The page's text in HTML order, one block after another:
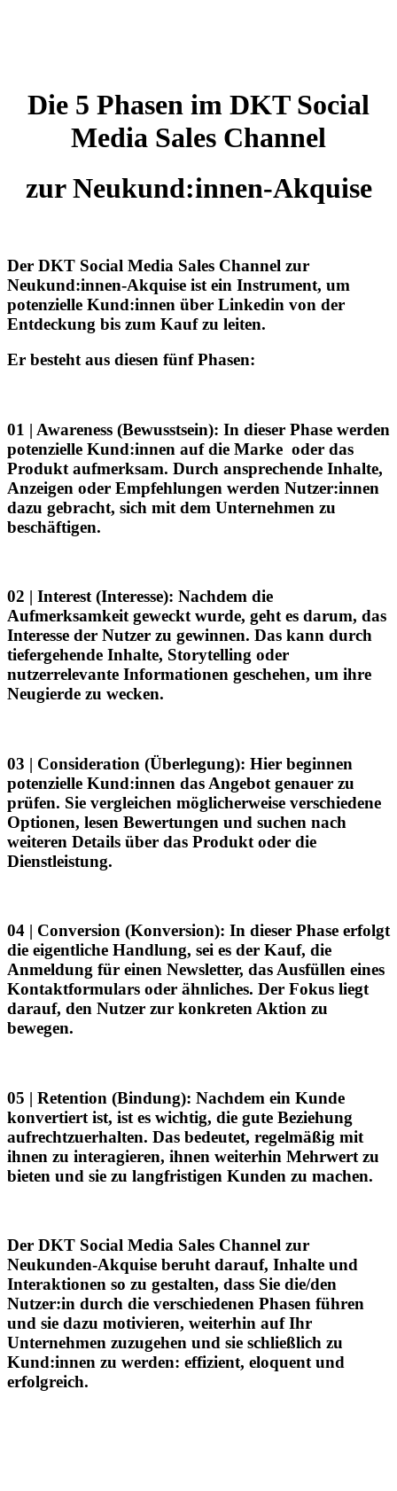
Die 5 Phasen im DKT Social
Media Sales Channel
zur Neukund:innen-Akquise
Der DKT Social Media Sales Channel zur
Neukund:innen-Akquise ist ein Instrument, um
potenzielle Kund:innen über Linkedin von der
Entdeckung bis zum Kauf zu leiten.
Er besteht aus diesen fünf Phasen:
01 | Awareness (Bewusstsein): In dieser Phase werden
potenzielle Kund:innen auf die Marke oder das
Produkt aufmerksam. Durch ansprechende Inhalte,
Anzeigen oder Empfehlungen werden Nutzer:innen
dazu gebracht, sich mit dem Unternehmen zu
beschäftigen.
02 | Interest(Interesse): Nachdem die
Aufmerksamkeit geweckt wurde, geht es darum, das
Interesse der Nutzer zu gewinnen. Das kann durch
tiefergehende Inhalte, Storytelling oder
nutzerrelevante Informationen geschehen, um ihre
Neugierde zu wecken.
03 | Consideration (Überlegung): Hier beginnen
potenzielle Kund:innen das Angebot genauer zu
prüfen. Sie vergleichen möglicherweise verschiedene
Optionen, lesen Bewertungen und suchen nach
weiteren Details über das Produkt oder die
Dienstleistung.
04 | Conversion (Konversion): In dieser Phase erfolgt
die eigentliche Handlung, sei es der Kauf, die
Anmeldung für einen Newsletter, das Ausfüllen eines
Kontaktformulars oder ähnliches. Der Fokus liegt
darauf, den Nutzer zur konkreten Aktion zu
bewegen.
05 | Retention (Bindung): Nachdem ein Kunde
konvertiert ist, ist es wichtig, die gute Beziehung
aufrechtzuerhalten. Das bedeutet, regelmäßig mit
ihnen zu interagieren, ihnen weiterhin Mehrwert zu
bieten und sie zu langfristigen Kunden zu machen.
Der DKT Social Media Sales Channel zur
Neukunden-Akquise beruht darauf, Inhalte und
Interaktionen so zu gestalten, dass Sie die/den
Nutzer:in durch die verschiedenen Phasen führen
und sie dazu motivieren, weiterhin auf Ihr
Unternehmen zuzugehen und sie schließlich zu
Kund:innen zu werden: effizient, eloquent und
erfolgreich.